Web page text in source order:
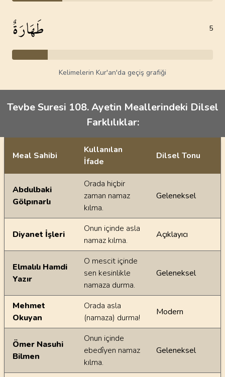
طَهَارَةٌ 5
Kelimelerin Kur'an'da geçiş grafiği
Tevbe Suresi 108. Ayetin Meallerindeki Dilsel
Farklılıklar:
Ayetin meallerindeki dilsel farklılıklar
Meal Sahibi
Kullanılan
İfade
Dilsel Tonu
Abdulbaki
Gölpınarlı
Orada hiçbir
zaman namaz
kılma.
Geleneksel
Diyanet İşleri
Onun içinde asla
namaz kılma.
Açıklayıcı
Elmalılı Hamdi
Yazır
O mescit içinde
sen kesinlikle
namaza durma.
Geleneksel
Mehmet
Okuyan
Orada asla
(namaza) durma!
Modern
Ömer Nasuhi
Bilmen
Onun içinde
ebedîyen namaz
kılma.
Geleneksel